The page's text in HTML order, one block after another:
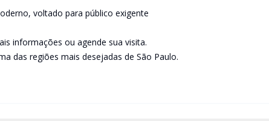
voltado para público exigente
informações ou agende sua visita.
das regiões mais desejadas de São Paulo.